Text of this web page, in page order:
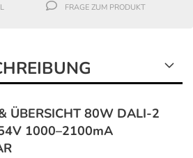
FRAGE ZUM PRODUKT
ÜBERSICHT 80W DALI-2
1000–2100mA